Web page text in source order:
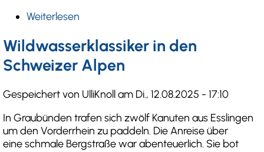
Weiterlesen
Kanu
des
Manitu
Wildwasserklassiker in den
Schweizer Alpen
Gespeichert von UlliKnollam Di., 12.08.2025 - 17:10
In Graubünden trafen sich zwölf Kanuten aus Esslingen
um den Vorderrhein zu paddeln. Die Anreise über
eine schmale Bergstraße war abenteuerlich. Sie bot